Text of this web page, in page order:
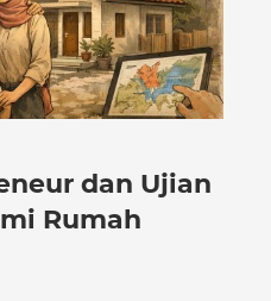
dan Ujian
Rumah